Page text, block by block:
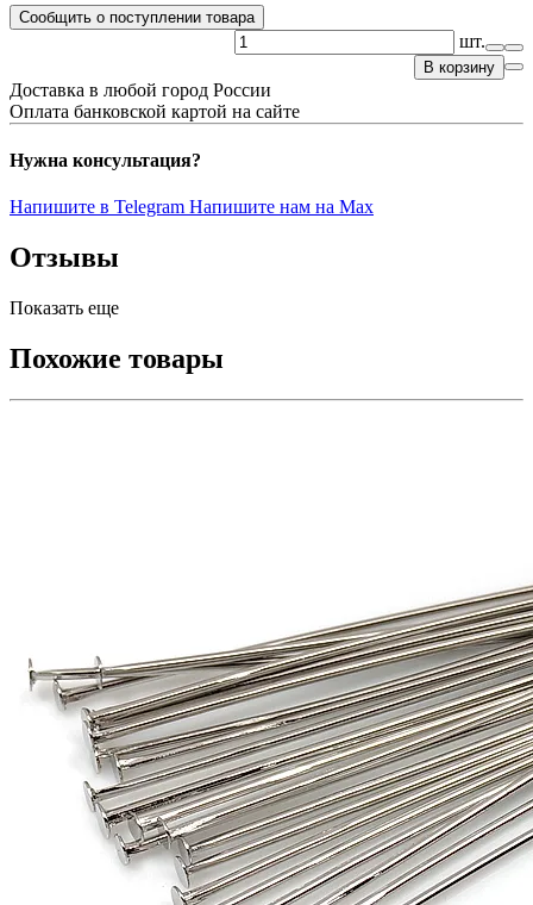
Сообщить о поступлении товара
шт.
В корзину
Доставка в любой город России
Оплата банковской картой на сайте
Нужна консультация?
Напишите в Telegram Напишите нам на Max
Отзывы
Показать еще
Похожие товары